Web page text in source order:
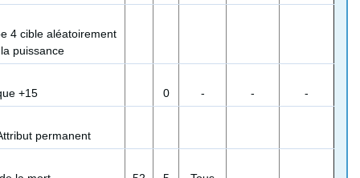
4 cible aléatoirement
puissance
+15 0 - - -
permanent